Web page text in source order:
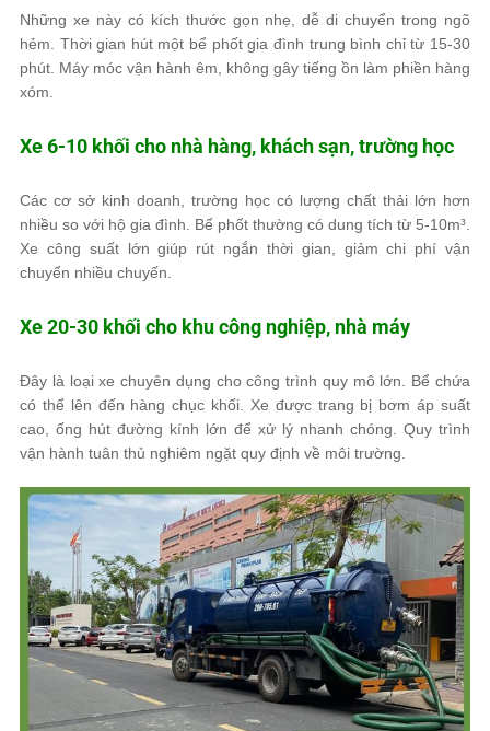
Những xe này có kích thước gọn nhẹ, dễ di chuyển trong ngõ
hẻm. Thời gian hút một bể phốt gia đình trung bình chỉ từ 15-30
phút. Máy móc vận hành êm, không gây tiếng ồn làm phiền hàng
xóm.
Xe 6-10 khối cho nhà hàng, khách sạn, trường học
Các cơ sở kinh doanh, trường học có lượng chất thải lớn hơn
nhiều so với hộ gia đình. Bể phốt thường có dung tích từ 5-10m³.
Xe công suất lớn giúp rút ngắn thời gian, giảm chi phí vận
chuyển nhiều chuyến.
Xe 20-30 khối cho khu công nghiệp, nhà máy
Đây là loại xe chuyên dụng cho công trình quy mô lớn. Bể chứa
có thể lên đến hàng chục khối. Xe được trang bị bơm áp suất
cao, ống hút đường kính lớn để xử lý nhanh chóng. Quy trình
vận hành tuân thủ nghiêm ngặt quy định về môi trường.